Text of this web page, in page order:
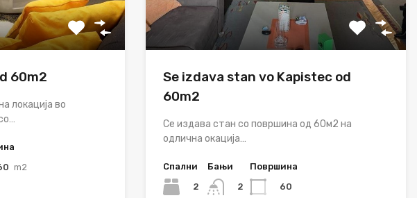
60m2
локација во
m2
Se izdava stan vo Kapistec od
60m2
Се издава стан со површина од 60м2 на
одлична окација…
Спални
2
Бањи
2
Површина
60